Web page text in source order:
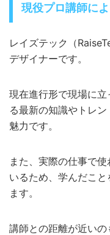
現役プロ講師に
レイズテック（
デザイナーです。
現在進行形で現場に
る最新の知識やトレ
魅力です。
また、実際の仕事で
いるため、学んだこ
ます。
講師との距離が近い